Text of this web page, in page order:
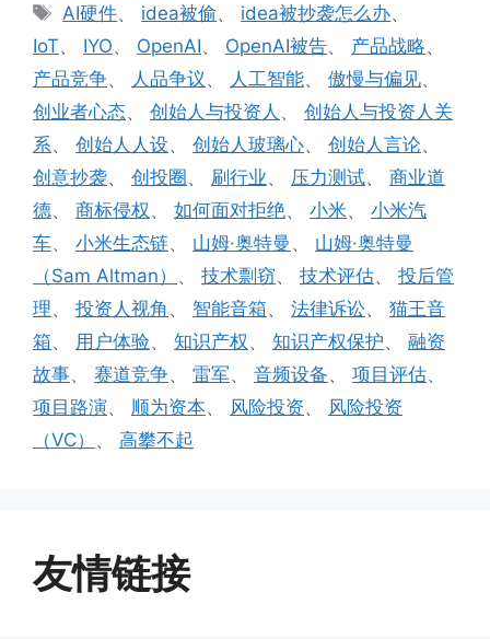
标
AI硬件、 idea被偷、 idea被抄袭怎么办、
IoT、 IYO、 OpenAI、 OpenAI被告、 产品战略、
产品竞争、 人品争议 、 人工智能、 傲慢与偏见、
创业者心态、 创始人与投资人 、 创始人与投资人关
系、 创始人人设、 创始人玻璃心、 创始人言论、
创意抄袭、 创投圈 、 刷行业、 压力测试、 商业道
德、 商标侵权 、 如何面对拒绝、 小米、 小米汽
车、 小米生态链、 山姆·奥特曼 、 山姆·奥特曼
（Sam Altman） 、 技术剽窃、 技术评估、 投后管
理、 投资人视角 、 智能音箱、 法律诉讼、 猫王音
箱、 用户体验、 知识产权 、 知识产权保护、 融资
故事、 赛道竞争、 雷军、 音频设备、 项目评估、
项目路演、 顺为资本、 风险投资、 风险投资
（VC） 、 高攀不起
友情链接